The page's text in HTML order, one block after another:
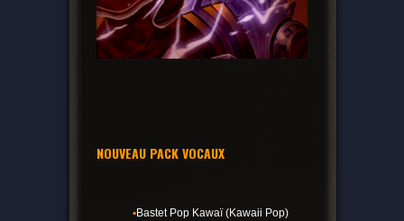
NOUVEAU PACK VOCAUX
•Bastet Pop Kawaï (Kawaii Pop)